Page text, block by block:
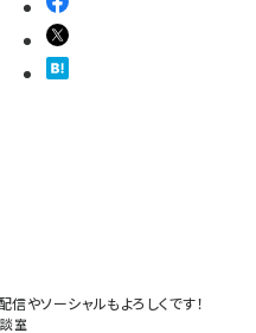
やソーシャルもよろしくです！
室